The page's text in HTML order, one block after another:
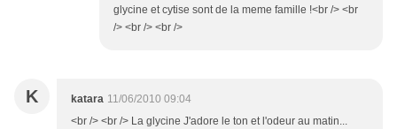
glycine et cytise sont de la meme famille !<br /> <br
/> <br /> <br />
K katara 11/06/2010 09:04
<br /> <br /> La glycine J'adore le ton et l'odeur au matin...